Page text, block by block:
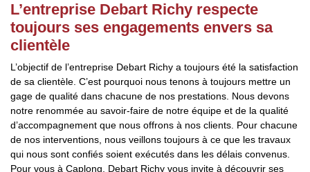
L’entreprise Debart Richy respecte
toujours ses engagements envers sa
clientèle
L’objectif de l’entreprise Debart Richy a toujours été la satisfaction
de sa clientèle. C’est pourquoi nous tenons à toujours mettre un
gage de qualité dans chacune de nos prestations. Nous devons
notre renommée au savoir-faire de notre équipe et de la qualité
d’accompagnement que nous offrons à nos clients. Pour chacune
de nos interventions, nous veillons toujours à ce que les travaux
qui nous sont confiés soient exécutés dans les délais convenus.
Pour vous à Caplong, Debart Richy vous invite à découvrir ses